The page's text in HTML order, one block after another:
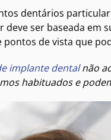
dentários
ser baseada em
de vista que
implante dentalnão
habituados e